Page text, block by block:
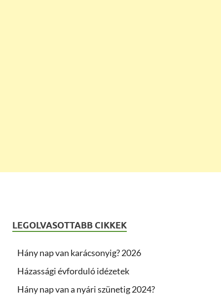
LEGOLVASOTTABB CIKKEK
Hány nap van karácsonyig? 2026
Házassági évforduló idézetek
Hány nap van a nyári szünetig 2024?